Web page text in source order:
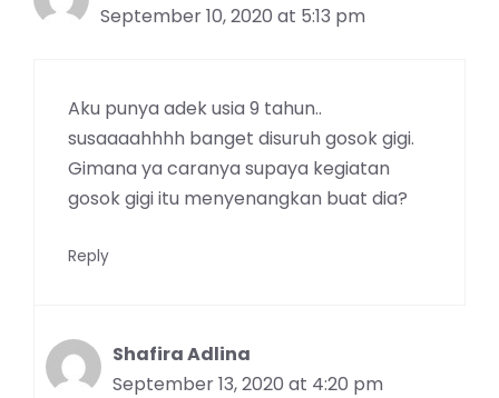
September 10, 2020 at 5:13 pm
Aku punya adek usia 9 tahun..
susaaaahhhh banget disuruh gosok gigi.
Gimana ya caranya supaya kegiatan
gosok gigi itu menyenangkan buat dia?
Reply
Shafira Adlina
September 13, 2020 at 4:20 pm